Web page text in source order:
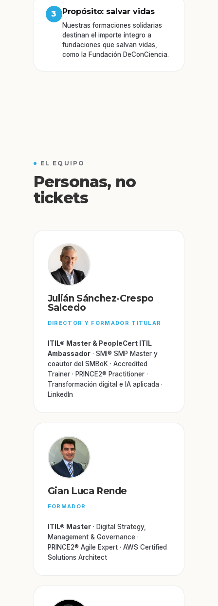
3 Propósito: salvar vidas
Nuestras formaciones solidarias
destinan el importe íntegro a
fundaciones que salvan vidas,
como la Fundación DeConCiencia.
EL EQUIPO
Personas, no
tickets
Julián Sánchez-Crespo
Salcedo
DIRECTOR Y FORMADOR TITULAR
ITIL® Master & PeopleCert ITIL
Ambassador· SMI® SMP Master y
coautor del SMBoK · Accredited
Trainer · PRINCE2® Practitioner ·
Transformación digital e IA aplicada ·
LinkedIn
Gian Luca Rende
FORMADOR
ITIL® Master· Digital Strategy,
Management & Governance ·
PRINCE2® Agile Expert · AWS Certified
Solutions Architect